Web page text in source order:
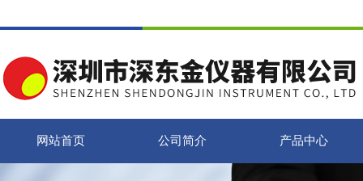
网站首页 公司简介 产品中心